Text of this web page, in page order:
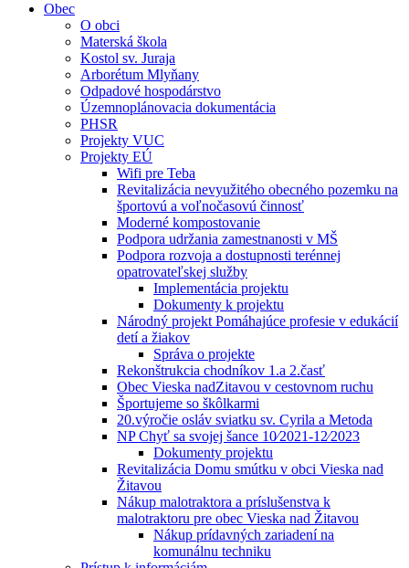
Obec
O obci
Materská škola
Kostol sv. Juraja
Arborétum Mlyňany
Odpadové hospodárstvo
Územnoplánovacia dokumentácia
PHSR
Projekty VUC
Projekty EÚ
Wifi pre Teba
Revitalizácia nevyužitého obecného pozemku na
športovú a voľnočasovú činnosť
Moderné kompostovanie
Podpora udržania zamestnanosti v MŠ
Podpora rozvoja a dostupnosti terénnej
opatrovateľskej služby
Implementácia projektu
Dokumenty k projektu
Národný projekt Pomáhajúce profesie v edukácií
detí a žiakov
Správa o projekte
Rekonštrukcia chodníkov 1.a 2.časť
Obec Vieska nadZitavou v cestovnom ruchu
Športujeme so škôlkarmi
20.výročie osláv sviatku sv. Cyrila a Metoda
NP Chyť sa svojej šance 10⁄2021-12⁄2023
Dokumenty projektu
Revitalizácia Domu smútku v obci Vieska nad
Žitavou
Nákup malotraktora a príslušenstva k
malotraktoru pre obec Vieska nad Žitavou
Nákup prídavných zariadení na
komunálnu techniku